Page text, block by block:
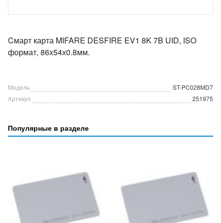
Cмарт карта MIFARE DESFIRE EV1 8K 7B UID, ISO
формат, 86х54х0.8мм.
Модель
ST-PC028MD7
Артикул
251975
Популярные в разделе